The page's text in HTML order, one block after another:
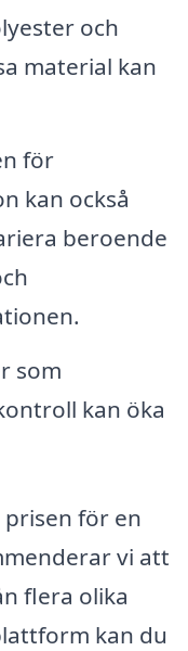
och
material kan
för
kan också
beroende
som
kan öka
för en
vi att
flera olika
kan du